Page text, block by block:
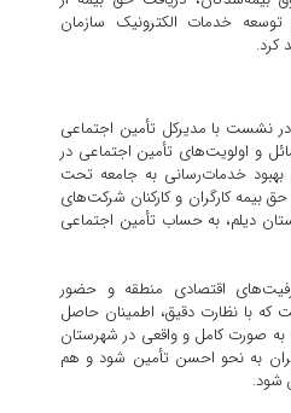
خدمات الکترونیک سازمان
کرد.
نشست با مدیرکل تأمین اجتماعی
و اولویت‌های تأمین اجتماعی در
بهبود خدمات‌رسانی به جامعه تحت
بیمه کارگران و کارکنان شرکت‌های
دیلم، به حساب تأمین اجتماعی
اقتصادی منطقه و حضور
که با نظارت دقیق، اطمینان حاصل
صورت کامل و واقعی در شهرستان
به نحو احسن تأمین شود و هم
شود.